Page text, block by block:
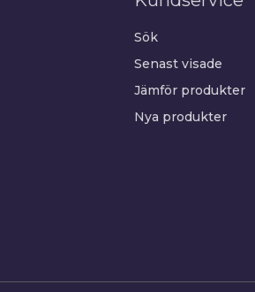
Sök
Senast visade
Jämför produkter
Nya produkter